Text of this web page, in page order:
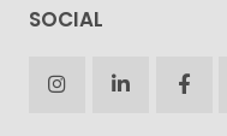
SOCIAL